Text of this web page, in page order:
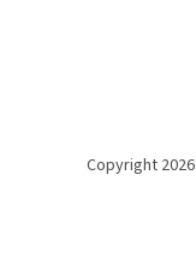
Copyright 2026